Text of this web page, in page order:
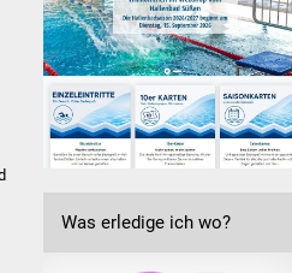
Was erledige ich wo?